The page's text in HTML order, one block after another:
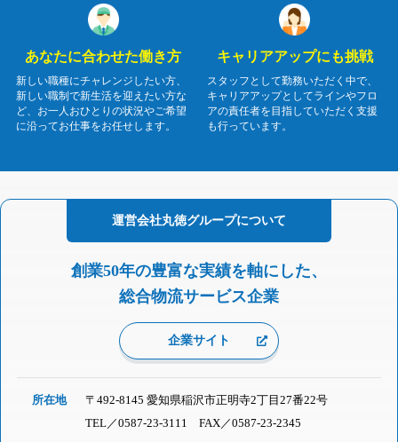
あなたに合わせた働き方
新しい職種にチャレンジしたい方、
新しい職制で新生活を迎えたい方な
ど、お一人おひとりの状況やご希望
に沿ってお仕事をお任せします。
キャリアアップにも挑戦
スタッフとして勤務いただく中で、
キャリアアップとしてラインやフロ
アの責任者を目指していただく支援
も行っています。
運営会社丸徳グループについて
創業50年の豊富な実績を軸にした、
総合物流サービス企業
企業サイト
所在地
〒492-8145 愛知県稲沢市正明寺2丁目27番22号
TEL／0587-23-3111 FAX／0587-23-2345